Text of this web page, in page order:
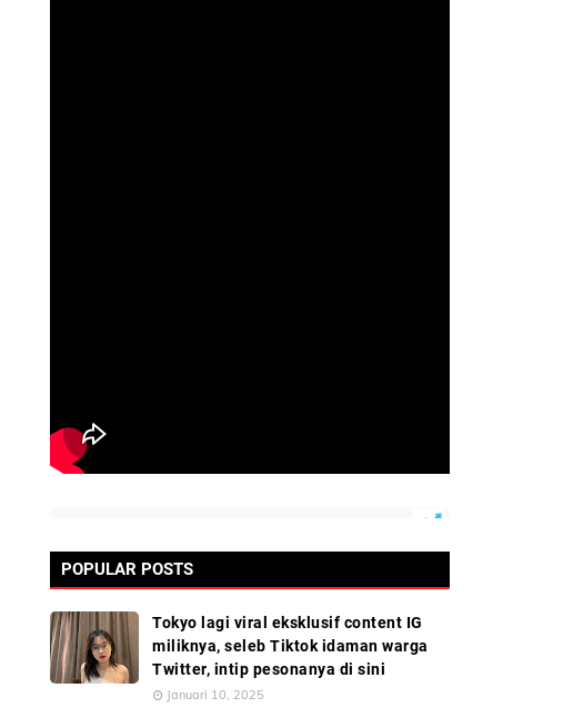
POPULAR POSTS
Tokyo lagi viral eksklusif content IG
miliknya, seleb Tiktok idaman warga
Twitter, intip pesonanya di sini
Januari 10, 2025